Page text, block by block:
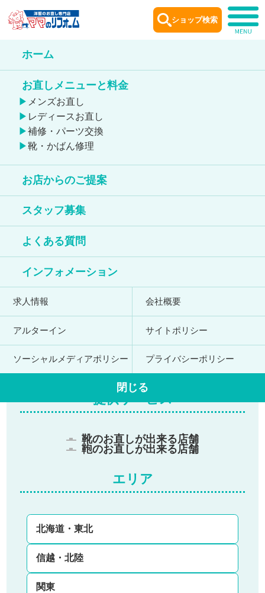
ホーム
お直しメニューと料金
メンズお直し
レディースお直し
補修・パーツ交換
靴・かばん修理
お店からのご提案
スタッフ募集
よくある質問
インフォメーション
求人情報 会社概要
アルターイン サイトポリシー
ソーシャルメディアポリシー プライバシーポリシー
閉じる
ショップ検索
お店を探す
Shop Search
現在地から探す
提供サービス
靴のお直しが出来る店舗
鞄のお直しが出来る店舗
エリア
北海道・東北
信越・北陸
関東